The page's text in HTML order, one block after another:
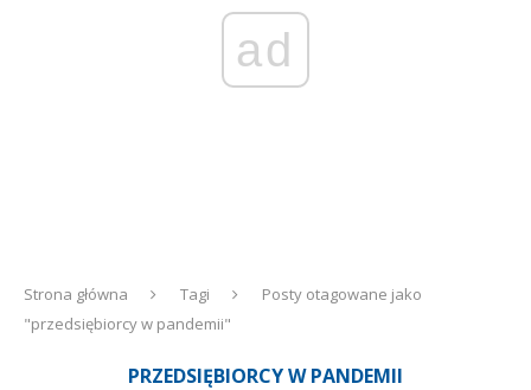
ad
Strona główna Tagi
Posty otagowane jako
"przedsiębiorcy w pandemii"
PRZEDSIĘBIORCY W PANDEMII